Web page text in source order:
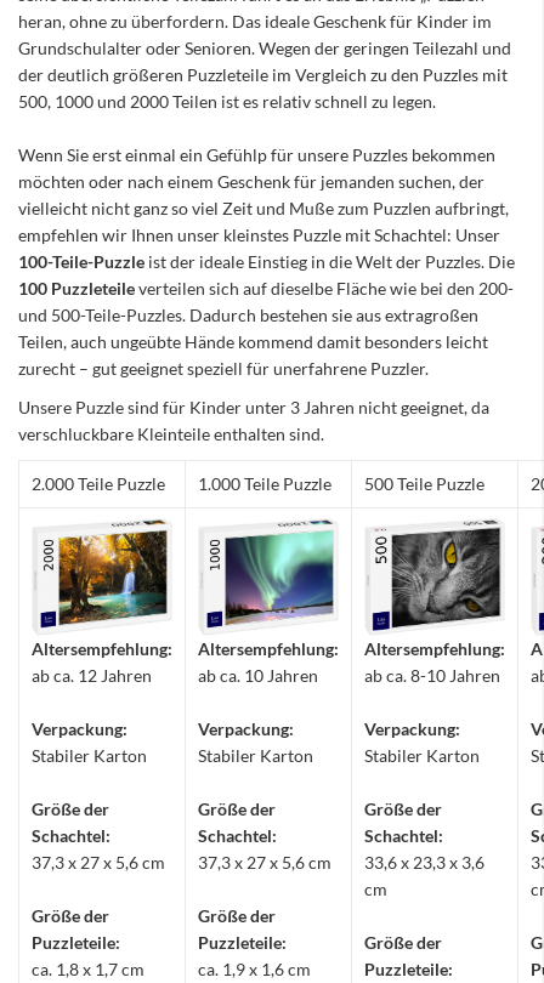
heran, ohne zu überfordern. Das ideale Geschenk für Kinder im
Grundschulalter oder Senioren. Wegen der geringen Teilezahl und
der deutlich größeren Puzzleteile im Vergleich zu den Puzzles mit
500, 1000 und 2000 Teilen ist es relativ schnell zu legen.
Wenn Sie erst einmal ein Gefühlp für unsere Puzzles bekommen
möchten oder nach einem Geschenk für jemanden suchen, der
vielleicht nicht ganz so viel Zeit und Muße zum Puzzlen aufbringt,
empfehlen wir Ihnen unser kleinstes Puzzle mit Schachtel: Unser
100-Teile-Puzzle ist der ideale Einstieg in die Welt der Puzzles. Die
100 Puzzleteileverteilen sich auf dieselbe Fläche wie bei den 200-
und 500-Teile-Puzzles. Dadurch bestehen sie aus extragroßen
Teilen, auch ungeübte Hände kommend damit besonders leicht
zurecht – gut geeignet speziell für unerfahrene Puzzler.
Unsere Puzzle sind für Kinder unter 3 Jahren nicht geeignet, da
verschluckbare Kleinteile enthalten sind.
2.000 Teile Puzzle 1.000 Teile Puzzle 500 Teile Puzzle
Altersempfehlung:
ab ca. 12 Jahren
Verpackung:
Stabiler Karton
Größe der
Schachtel:
37,3 x 27 x 5,6 cm
Größe der
Puzzleteile:
ca. 1,8 x 1,7 cm
Altersempfehlung:
ab ca. 10 Jahren
Verpackung:
Stabiler Karton
Größe der
Schachtel:
37,3 x 27 x 5,6 cm
Größe der
Puzzleteile:
ca. 1,9 x 1,6 cm
Altersempfehlung:
ab ca. 8-10 Jahren
Verpackung:
Stabiler Karton
Größe der
Schachtel:
33,6 x 23,3 x 3,6
cm
Größe der
Puzzleteile: